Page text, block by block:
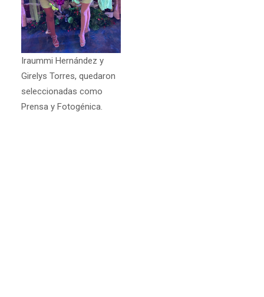
Iraummi Hernández y
Girelys Torres, quedaron
seleccionadas como
Prensa y Fotogénica.